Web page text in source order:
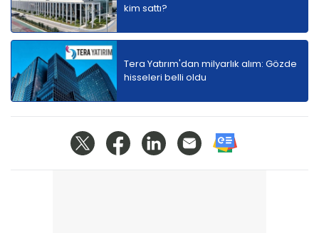
kim sattı?
Tera Yatırım'dan milyarlık alım: Gözde
hisseleri belli oldu